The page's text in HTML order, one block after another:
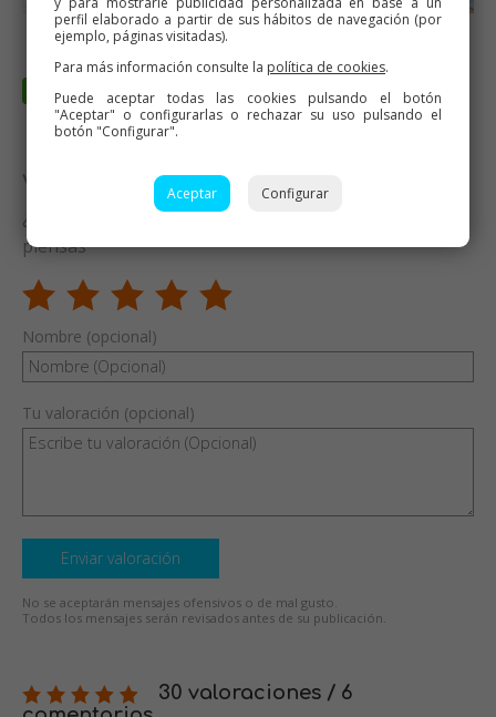
Valora esta receta
¿Te ha gustado esta receta? Valórala y dime qué
piensas
Nombre (opcional)
Tu valoración (opcional)
Enviar valoración
No se aceptarán mensajes ofensivos o de mal gusto.
Todos los mensajes serán revisados antes de su publicación.
30 valoraciones / 6
perfil elaborado a partir de sus hábitos de navegación (por
ejemplo, páginas visitadas).
Para más información consulte la política de cookies.
Puede aceptar todas las cookies pulsando el botón
"Aceptar" o configurarlas o rechazar su uso pulsando el
botón "Configurar".
Aceptar Configurar